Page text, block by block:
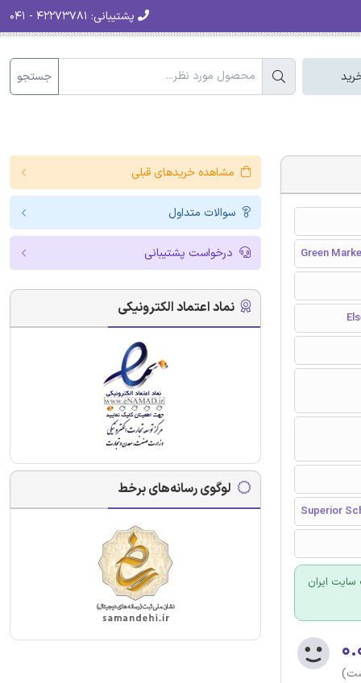
پشتیبانی:
جستجو
Green
Superior
ایران
مشاهده خریدهای قبلی
سوالات متداول
درخواست پشتیبانی
نماد اعتماد الکترونیکی
لوگوی رسانه‌های برخط